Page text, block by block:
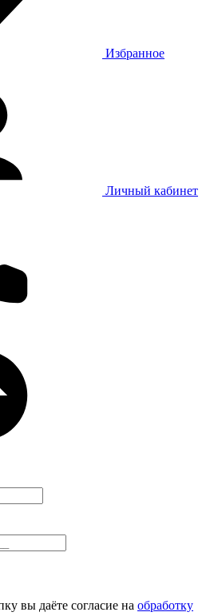
Избранное
Личный кабинет
вы даёте согласие на обработку